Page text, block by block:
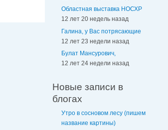
Областная выставка НОСХР
12 лет 20 недель назад
Галина, у Вас потрясающие
12 лет 23 недели назад
Булат Мансурович,
12 лет 24 недели назад
Новые записи в
блогах
Утро в сосновом лесу (пишем
название картины)